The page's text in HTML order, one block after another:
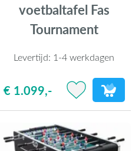
voetbaltafel Fas
Tournament
Levertijd: 1-4 werkdagen
€ 1.099,-